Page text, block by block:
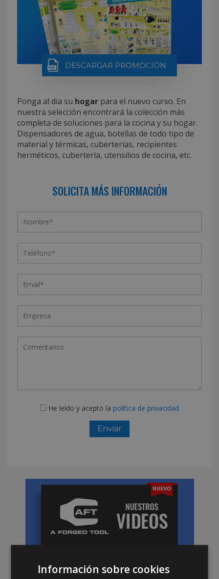
DESCARGAR PROMOCIÓN
Ponga al dia su hogar para el nuevo curso. En
nuestra selección encontrará la colección más
completa de soluciones para la cocina y su hogar.
Dispensadores de agua, botellas de todo tipo de
material y térmicas, cuberterías, recipientes
herméticos, cubertería, utensilios de cocina, etc.
SOLICITA MÁS INFORMACIÓN
He leído y acepto la política de privacidad
Información sobre cookies